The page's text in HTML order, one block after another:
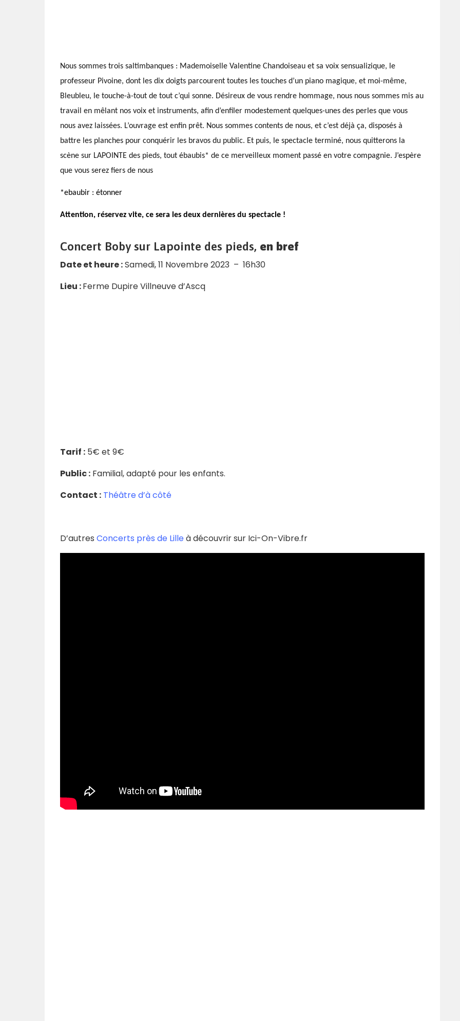
Nous sommes trois saltimbanques : Mademoiselle Valentine Chandoiseau et sa voix sensualizique, le
professeur Pivoine, dont les dix doigts parcourent toutes les touches d’un piano magique, et moi-même,
Bleubleu, le touche-à-tout de tout c’qui sonne. Désireux de vous rendre hommage, nous nous sommes mis au
travail en mêlant nos voix et instruments, afin d’enfiler modestement quelques-unes des perles que vous
nous avez laissées. L’ouvrage est enfin prêt. Nous sommes contents de nous, et c’est déjà ça, disposés à
battre les planches pour conquérir les bravos du public. Et puis, le spectacle terminé, nous quitterons la
scène sur LAPOINTE des pieds, tout ébaubis* de ce merveilleux moment passé en votre compagnie. J’espère
que vous serez fiers de nous
*ebaubir : étonner
Attention, réservez vite, ce sera les deux dernières du spectacle !
Concert Boby sur Lapointe des pieds, en bref
Date et heure :Samedi, 11 Novembre 2023 – 16h30
Lieu :Ferme Dupire Villneuve d’Ascq
Tarif : 5€ et 9€
Public : Familial, adapté pour les enfants.
Contact : Théâtre d’à côté
D’autres Concerts près de Lilleà découvrir sur Ici-On-Vibre.fr